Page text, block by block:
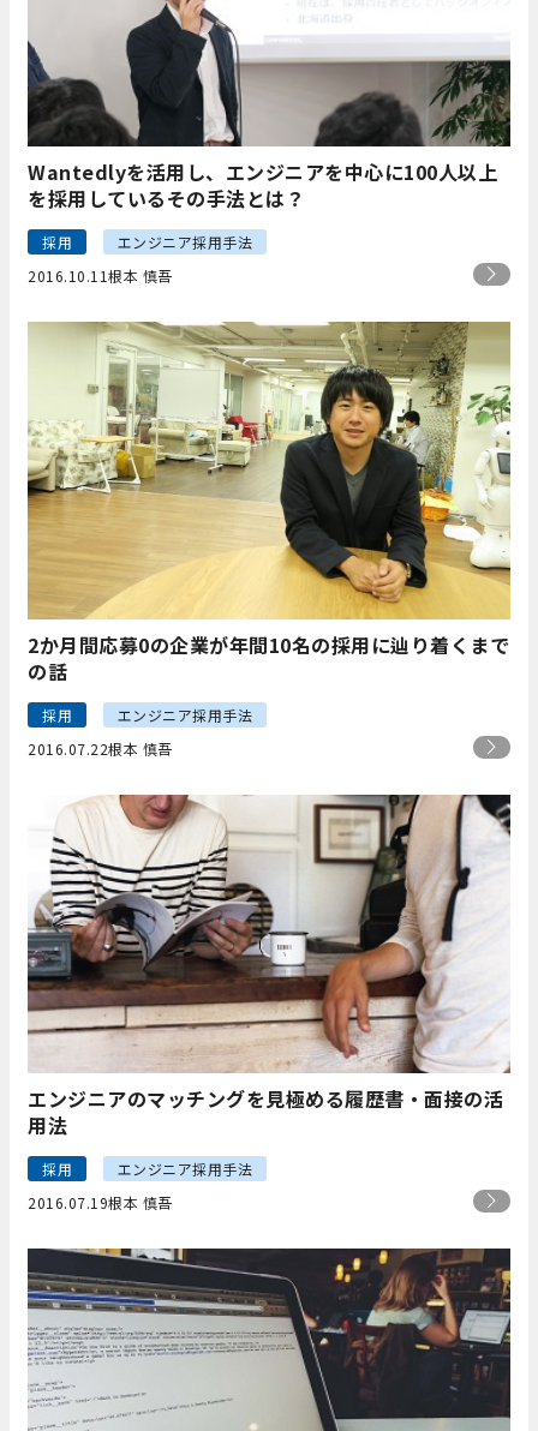
Wantedlyを活用し、エンジニアを中心に100人以上
を採用しているその手法とは？
採用
エンジニア採用手法
2016.10.11根本 慎吾
2か月間応募0の企業が年間10名の採用に辿り着くまで
の話
採用
エンジニア採用手法
2016.07.22根本 慎吾
エンジニアのマッチングを見極める履歴書・面接の活
用法
採用
エンジニア採用手法
2016.07.19根本 慎吾